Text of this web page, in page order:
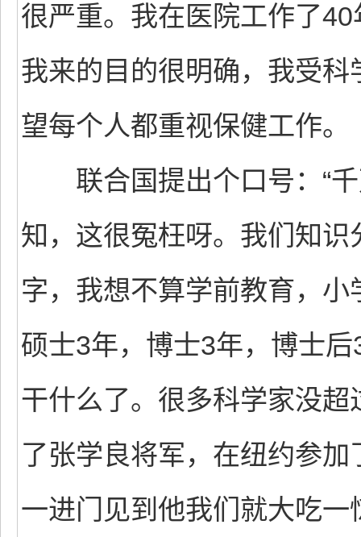
很严重。我在医院工作了
我来的目的很明确，我受
望每个人都重视保健工作。
联合国提出个口号：“千
知，这很冤枉呀。我们知
字，我想不算学前教育，
硕士3年，博士3年，博士
干什么了。很多科学家没
了张学良将军，在纽约参
一进门见到他我们就大吃